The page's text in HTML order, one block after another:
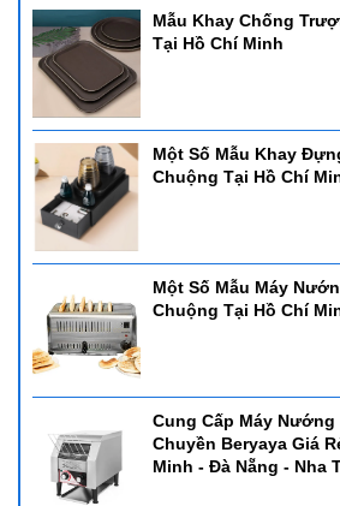
Mẫu Khay Chống
Tại Hồ Chí Minh
Một Số Mẫu Khay
Chuộng Tại Hồ Chí
Một Số Mẫu Máy
Chuộng Tại Hồ Chí
Cung Cấp Máy Nướng
Chuyền Beryaya Giá
Minh - Đà Nẵng - Nha